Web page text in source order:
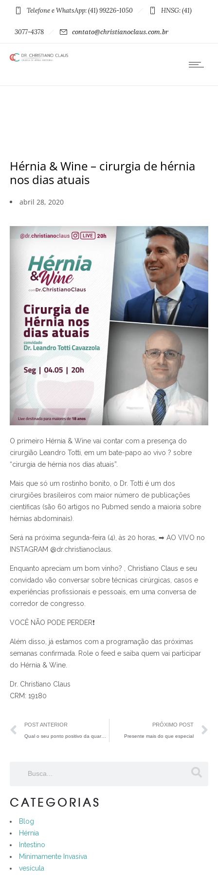
Telefone e WhatsApp: (41) 99226-1050 HNSG: (41)
3077-4378 contato@christianoclaus.com.br
Hérnia & Wine – cirurgia de hérnia
nos dias atuais
abril 28, 2020
O primeiro Hérnia & Wine vai contar com a presença do
cirurgião Leandro Totti, em um bate-papo ao vivo ? sobre
“cirurgia de hérnia nos dias atuais”.
Mais que só um rostinho bonito, o Dr. Totti é um dos
cirurgiões brasileiros com maior número de publicações
científicas (são 60 artigos no Pubmed sendo a maioria sobre
hérnias abdominais).
Será na próxima segunda-feira (4), às 20 horas, ➡ AO VIVO no
INSTAGRAM @dr.christianoclaus.
Enquanto apreciam um bom vinho? , Christiano Claus e seu
convidado vão conversar sobre técnicas cirúrgicas, casos e
experiências profissionais e pessoais, em uma conversa de
corredor de congresso.
VOCÊ NÃO PODE PERDER❗
Além disso, já estamos com a programação das próximas
semanas confirmada. Role o feed e saiba quem vai participar
do Hérnia & Wine.
Dr. Christiano Claus
CRM: 19180
POST ANTERIOR
Qual o seu ponto positivo da quarentena?
PRÓXIMO POST
Presente mais do que especial
CATEGORIAS
Blog
Hérnia
Intestino
Minimamente Invasiva
vesícula